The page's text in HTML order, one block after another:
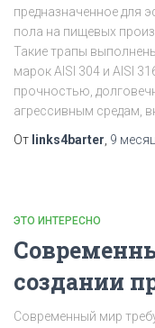
предназначенное для
пола на пищевых
Такие трапы
марок AISI 304 и AISI
прочностью,
агрессивным средам,
От links4barter 9
ЭТО ИНТЕРЕСНО
создании
Современный мир